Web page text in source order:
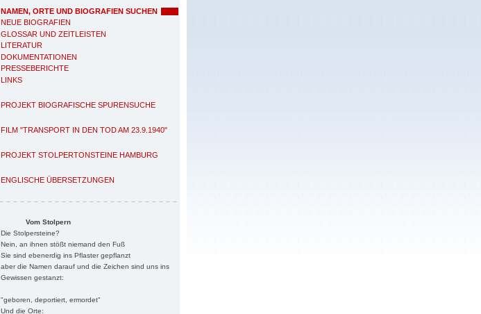
NAMEN, ORTE UND BIOGRAFIEN SUCHEN
NEUE BIOGRAFIEN
GLOSSAR UND ZEITLEISTEN
LITERATUR
DOKUMENTATIONEN
PRESSEBERICHTE
LINKS
PROJEKT BIOGRAFISCHE SPURENSUCHE
FILM "TRANSPORT IN DEN TOD AM 23.9.1940"
PROJEKT STOLPERTONSTEINE HAMBURG
ENGLISCHE ÜBERSETZUNGEN
Vom Stolpern
Die Stolpersteine?
Nein, an ihnen stößt niemand den Fuß
Sie sind ebenerdig ins Pflaster gepflanzt
aber die Namen darauf und die Zeichen sind uns ins
Gewissen gestanzt:
"geboren, deportiert, ermordet"
Und die Orte: